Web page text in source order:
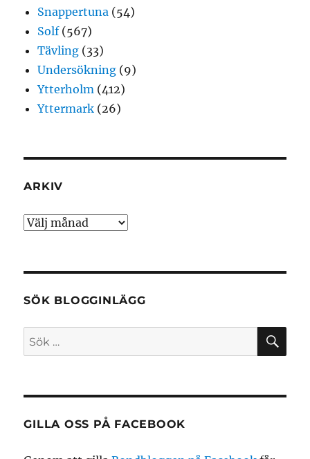
Snappertuna (54)
Solf(567)
Tävling (33)
Undersökning (9)
Ytterholm (412)
Yttermark (26)
ARKIV
Arkiv
SÖK BLOGGINLÄGG
Sök
efter:
GILLA OSS PÅ FACEBOOK